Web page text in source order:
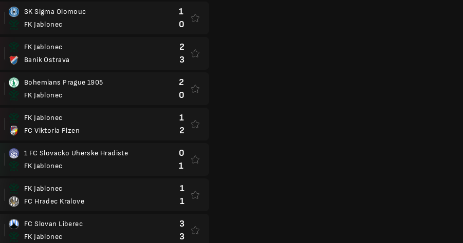
SK Sigma Olomouc
FK Jablonec
1
0
FK Jablonec
Baník Ostrava
2
3
Bohemians Prague 1905
FK Jablonec
2
0
FK Jablonec
FC Viktoria Plzen
1
2
1 FC Slovacko Uherske Hradiste
FK Jablonec
0
1
FK Jablonec
FC Hradec Kralove
1
1
FC Slovan Liberec
FK Jablonec
3
3